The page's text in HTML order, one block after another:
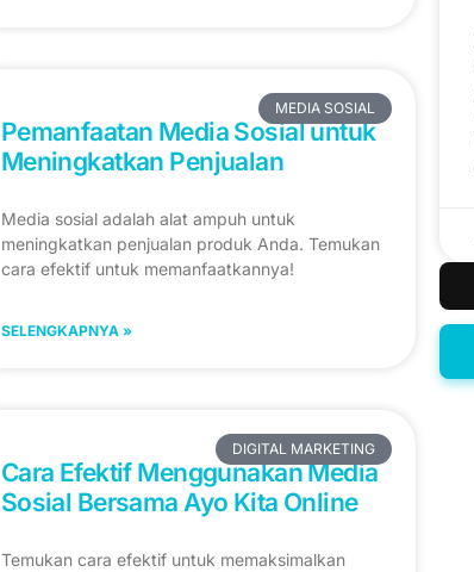
MEDIA SOSIAL
Pemanfaatan Media Sosial untuk
Meningkatkan Penjualan
Media sosial adalah alat ampuh untuk
meningkatkan penjualan produk Anda. Temukan
cara efektif untuk memanfaatkannya!
SELENGKAPNYA »
DIGITAL MARKETING
Cara Efektif Menggunakan Media
Sosial Bersama Ayo Kita Online
Temukan cara efektif untuk memaksimalkan